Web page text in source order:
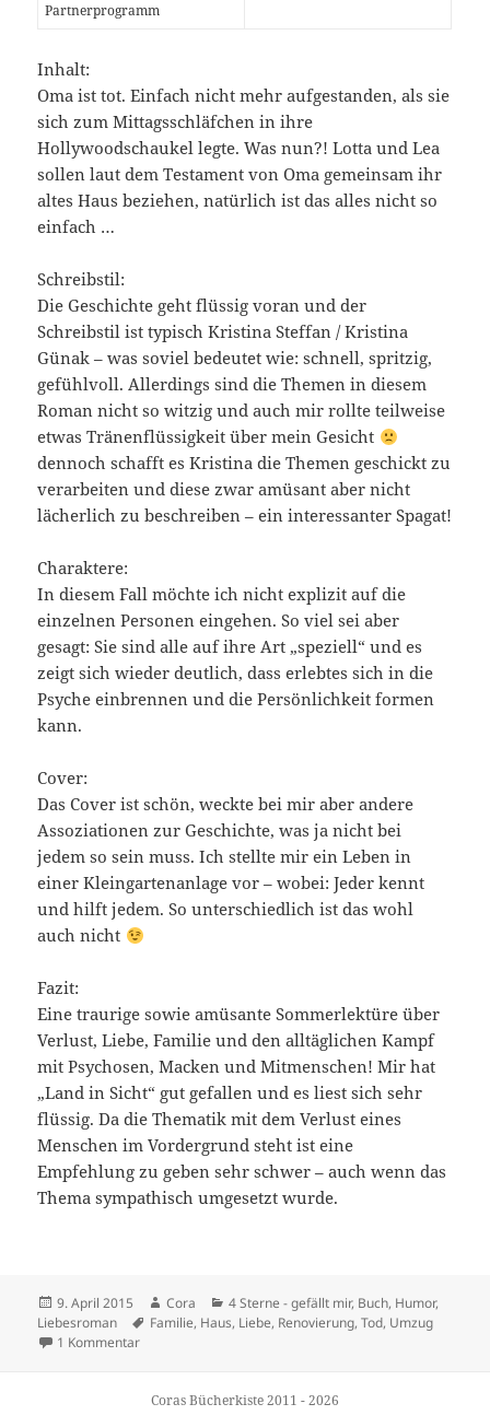
Partnerprogramm
Inhalt:
Oma ist tot. Einfach nicht mehr aufgestanden, als sie
sich zum Mittagsschläfchen in ihre
Hollywoodschaukel legte. Was nun?! Lotta und Lea
sollen laut dem Testament von Oma gemeinsam ihr
altes Haus beziehen, natürlich ist das alles nicht so
einfach …
Schreibstil:
Die Geschichte geht flüssig voran und der
Schreibstil ist typisch Kristina Steffan / Kristina
Günak – was soviel bedeutet wie: schnell, spritzig,
gefühlvoll. Allerdings sind die Themen in diesem
Roman nicht so witzig und auch mir rollte teilweise
etwas Tränenflüssigkeit über mein Gesicht
dennoch schafft es Kristina die Themen geschickt zu
verarbeiten und diese zwar amüsant aber nicht
lächerlich zu beschreiben – ein interessanter Spagat!
Charaktere:
In diesem Fall möchte ich nicht explizit auf die
einzelnen Personen eingehen. So viel sei aber
gesagt: Sie sind alle auf ihre Art „speziell“ und es
zeigt sich wieder deutlich, dass erlebtes sich in die
Psyche einbrennen und die Persönlichkeit formen
kann.
Cover:
Das Cover ist schön, weckte bei mir aber andere
Assoziationen zur Geschichte, was ja nicht bei
jedem so sein muss. Ich stellte mir ein Leben in
einer Kleingartenanlage vor – wobei: Jeder kennt
und hilft jedem. So unterschiedlich ist das wohl
auch nicht
Fazit:
Eine traurige sowie amüsante Sommerlektüre über
Verlust, Liebe, Familie und den alltäglichen Kampf
mit Psychosen, Macken und Mitmenschen! Mir hat
„Land in Sicht“ gut gefallen und es liest sich sehr
flüssig. Da die Thematik mit dem Verlust eines
Menschen im Vordergrund steht ist eine
Empfehlung zu geben sehr schwer – auch wenn das
Thema sympathisch umgesetzt wurde.
Veröffentlicht
am
9. April 2015 Autor
Cora Kategorien
4 Sterne - gefällt mir, Buch, Humor,
Liebesroman
Schlagwörter
Familie, Haus, Liebe, Renovierung,Tod, Umzug
1 Kommentarzu Land in Sicht – Kristina Steffan
Coras Bücherkiste 2011 - 2026